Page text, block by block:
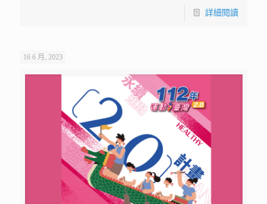
詳細閱讀
16 6 月, 2023